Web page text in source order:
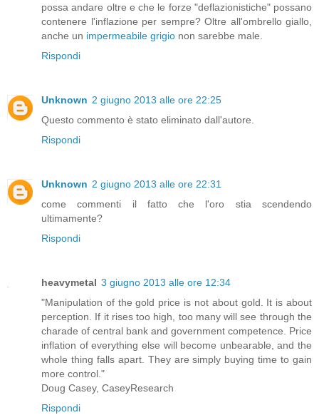
possa andare oltre e che le forze "deflazionistiche" possano
contenere l'inflazione per sempre? Oltre all'ombrello giallo,
anche un impermeabile grigio non sarebbe male.
Rispondi
Unknown 2 giugno 2013 alle ore 22:25
Questo commento è stato eliminato dall'autore.
Rispondi
Unknown 2 giugno 2013 alle ore 22:31
come commenti il fatto che l'oro stia scendendo
ultimamente?
Rispondi
heavymetal 3 giugno 2013 alle ore 12:34
"Manipulation of the gold price is not about gold. It is about
perception. If it rises too high, too many will see through the
charade of central bank and government competence. Price
inflation of everything else will become unbearable, and the
whole thing falls apart. They are simply buying time to gain
more control."
Doug Casey, CaseyResearch
Rispondi